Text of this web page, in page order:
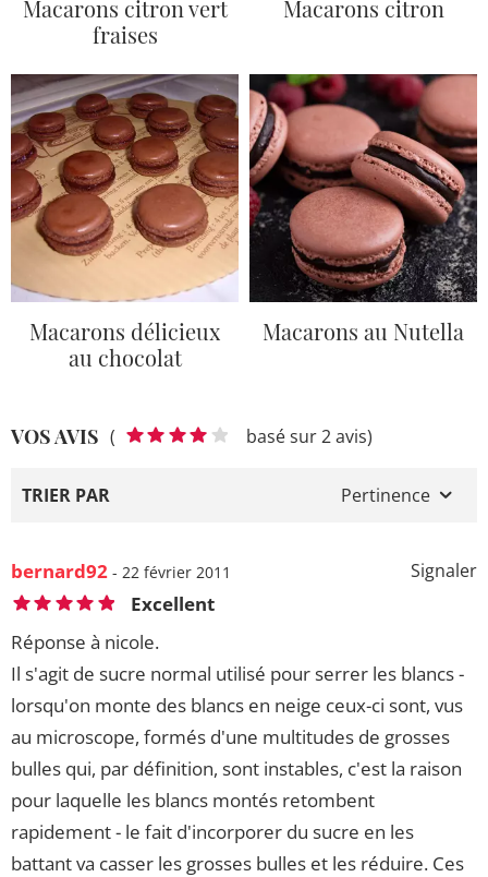
Macarons citron vert
fraises
Macarons citron
Macarons délicieux
au chocolat
Macarons au Nutella
VOS AVIS ( basé sur 2 avis)
TRIER PAR Pertinence
Signaler
bernard92 - 22 février 2011
Excellent
Réponse à nicole.
Il s'agit de sucre normal utilisé pour serrer les blancs -
lorsqu'on monte des blancs en neige ceux-ci sont, vus
au microscope, formés d'une multitudes de grosses
bulles qui, par définition, sont instables, c'est la raison
pour laquelle les blancs montés retombent
rapidement - le fait d'incorporer du sucre en les
battant va casser les grosses bulles et les réduire. Ces